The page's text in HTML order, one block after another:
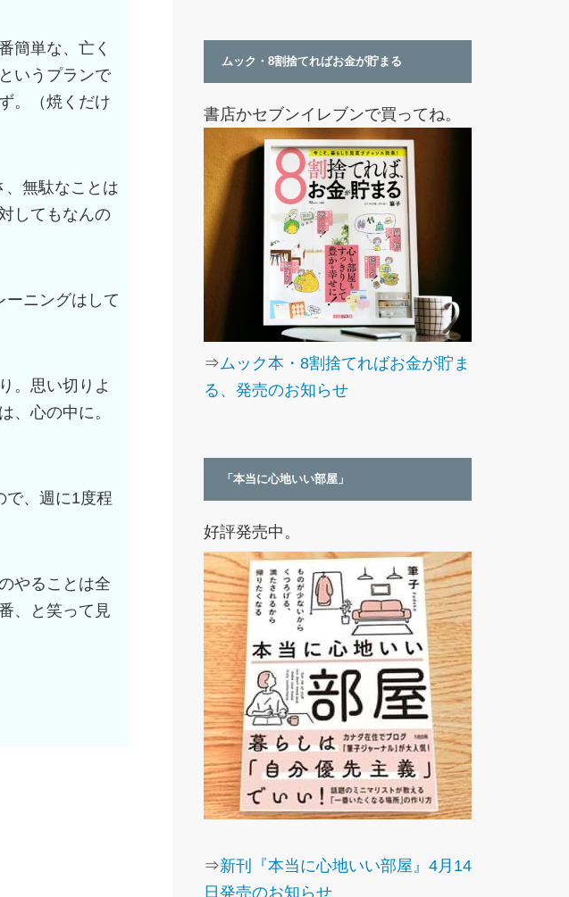
簡単な、亡く
いうプランで
。（焼くだけ
、無駄なことは
してもなんの
ーニングはして
。思い切りよ
、心の中に。
で、週に1度程
やることは全
、と笑って見
ムック・8割捨てればお金が貯まる
書店かセブンイレブンで買ってね。
⇒ムック本・8割捨てればお金が貯ま
る、発売のお知らせ
「本当に心地いい部屋」
好評発売中。
⇒新刊『本当に心地いい部屋』4月14
日発売のお知らせ